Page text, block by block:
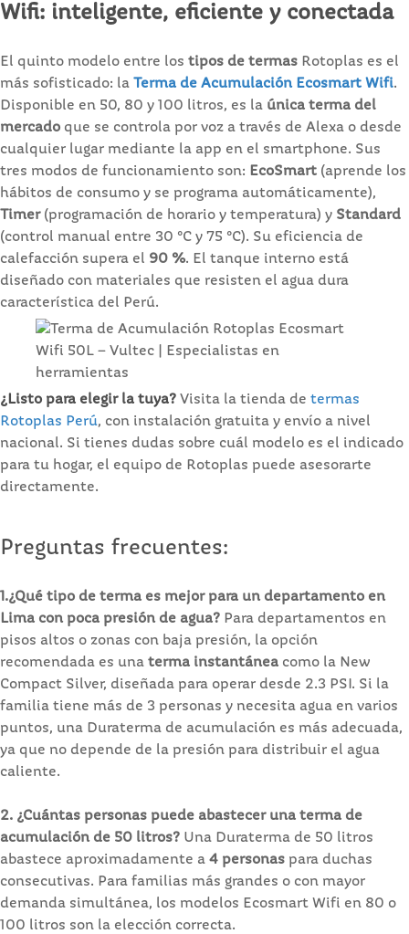
Wifi: inteligente, eficiente y conectada
El quinto modelo entre los tipos de termas Rotoplas es el
más sofisticado: la Terma de Acumulación Ecosmart Wifi.
Disponible en 50, 80 y 100 litros, es la única terma del
mercado que se controla por voz a través de Alexa o desde
cualquier lugar mediante la app en el smartphone. Sus
tres modos de funcionamiento son: EcoSmart (aprende los
hábitos de consumo y se programa automáticamente),
Timer(programación de horario y temperatura) y Standard
(control manual entre 30 °C y 75 °C). Su eficiencia de
calefacción supera el 90 %. El tanque interno está
diseñado con materiales que resisten el agua dura
característica del Perú.
¿Listo para elegir la tuya? Visita la tienda de termas
Rotoplas Perú, con instalación gratuita y envío a nivel
nacional. Si tienes dudas sobre cuál modelo es el indicado
para tu hogar, el equipo de Rotoplas puede asesorarte
directamente.
Preguntas frecuentes:
1.¿Qué tipo de terma es mejor para un departamento en
Lima con poca presión de agua? Para departamentos en
pisos altos o zonas con baja presión, la opción
recomendada es una terma instantánea como la New
Compact Silver, diseñada para operar desde 2.3 PSI. Si la
familia tiene más de 3 personas y necesita agua en varios
puntos, una Duraterma de acumulación es más adecuada,
ya que no depende de la presión para distribuir el agua
caliente.
2. ¿Cuántas personas puede abastecer una terma de
acumulación de 50 litros? Una Duraterma de 50 litros
abastece aproximadamente a 4 personas para duchas
consecutivas. Para familias más grandes o con mayor
demanda simultánea, los modelos Ecosmart Wifi en 80 o
100 litros son la elección correcta.